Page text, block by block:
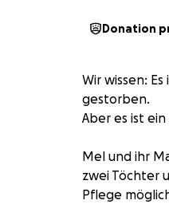
Donation
Wir wissen:
gestorben.
Aber es ist
Mel und ihr
zwei Töchter
Pflege